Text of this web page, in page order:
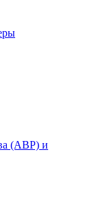
(АВР) и